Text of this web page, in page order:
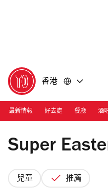
香港
最新情報 好去處 餐廳 酒
Pit.T
Super
兒童 推薦